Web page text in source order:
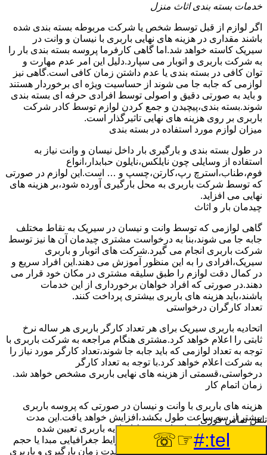
خدمات بسته بندی اثاث منزل
اگر لوازم از قبل توسط شخص یا شرکت مربوطه بسته بندی شده
باشند مقداری در هزینه های نهایی باربری با نیسان و وانت در
سیریک کاسته خواهد شد.اما گاهی کارفرما پروسه بسته بندی بار را
به شرکت باربری و اتوبار می سپارد.دلیل این امر عدم مهارت و
توان کافی در بسته بندی یا عدم داشتن زمان کافی است.گاهی نیز
لوازمی که جابه جا می شوند از حساسیت ویژه ای برخوردار هستند
و باید به صورتی دقیق و اصولی توسط افرادی حرفه ای بسته بندی
شوند.بسته بندی،پیچیدن و جمع کردن لوازم توسط کادر شرکت
باربری بر روی هزینه های نهایی تاثیرگذار است.
میزان لوازم مورد استفاده در بسته بندی
در طول بسته بندی و بارگیری بار داخل نیسان و وانت نیاز به
استفاده از وسایلی چون نایلکس،نایلون حبابدار،انواع
فوم،طناب،استرچ رپ،کارتن،چسپ و … است.این لوازم در صورتی
که توسط شرکت باربری به محل بارگیری آورده شود،بر هزینه های
نهایی می افزاید.
چیدمان بار و اثاث
گاهی لوازمی که توسط وانت و نیسان در سیریک به نقاط مختلف
جابه جا می شوند،بنا به درخواست مشتری چیدمان آن ها نیز توسط
شرکت باربری انجام می گیرد.شرکت های اتوبار و باربری
سیریک،افرادی را به این منظور آموزش می دهند.این افراد سریع و
در کمال دقت لوازم را طبق سلیقه مشتری در مکان خود قرار می
دهند.در صورتی که افراد خواهان برخورداری از این خدمات
باشند،باید هزینه های باربری بیشتری پرداخت کنند.
تعداد کارگران درخواستی
اتحادیه باربری سیریک برای هر تعداد کارگر باربری هر ساله نرخ
ثابتی را اعلام خواهد کرد.مشتری هنگام مراجعه به شرکت باربری با
توجه به تعداد لوازمی که باید جابه جا شوند،تعداد کارگر مورد نیاز را
به شرکت اعلام خواهد کرد.با توجه به تعداد کارگر
درخواستی،قسمتی از هزینه های نهایی باربری مشخص خواهد شد.
زمان اتمام کار
هزینه های باربری با وانت و نیسان در صورتی که پروسه باربری
بیشتر از سه ساعت طول بکشد،افزایش خواهد یافت.این مدت
زمان به صورت استادندارد توسط اتحادیه باربری تعیین شده
است.عواملی مثل آب وهوا،ترافیک،شرایط جغرافیایی مبدا یا حجم
زیاد لوازم ممکن است باعث افزایش مدت زمان بارگیری و باربری
تلفن تماس فوری
tel:#
☞☏